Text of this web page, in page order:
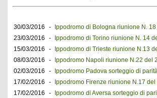
30/03/2016 -
Ippodromo di Bologna riunione N.
23/03/2016
-
Ippodromo di Torino riunione N. 14
15/03/2016
-
Ippodromo di Trieste riunione N.13
08/03/2016
-
Ippodromo Napoli riunione N.22 del
02/03/2016
-
Ippodromo Padova sorteggio di
17/02/2016
-
Ippodromo Firenze riunione N.17
17/02/2016
-
Ippodromo di Aversa sorteggio di